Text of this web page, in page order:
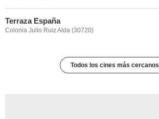
Terraza España
Colonia Julio Ruiz Alda (30720)
Todos los cines más cercanos